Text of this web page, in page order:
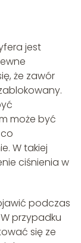
jest
że zawór
może być
W takiej
ciśnienia w
podczas
przypadku
się ze